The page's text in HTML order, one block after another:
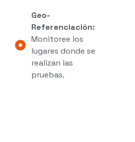
Geo-
Referenciación:
Monitoree los
lugares donde se
realizan las
pruebas.